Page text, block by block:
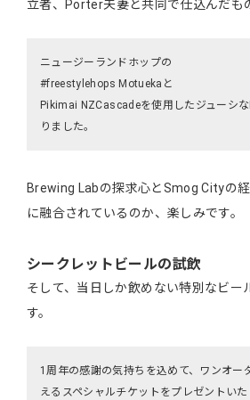
立者、Porter夫妻と共同で仕込んだも
ニュージーランドホップの
#freestylehops Motuekaと
Pikimai NZCascadeを使用したジューシ
りました。
Brewing Labの探求心とSmog Cityの
に融合されているのか、楽しみです。
シークレットビールの試飲
そして、当日しか飲めない特別なビー
す。
1周年の感謝の気持ちを込めて、ワンオー
えるスペシャルチケットをプレゼントい